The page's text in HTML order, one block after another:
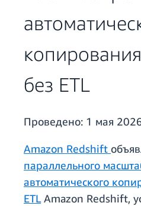
без ETL
Проведено: 1 мая
Amazon Redshift
параллельного
автоматического
ETLAmazon Redshift,